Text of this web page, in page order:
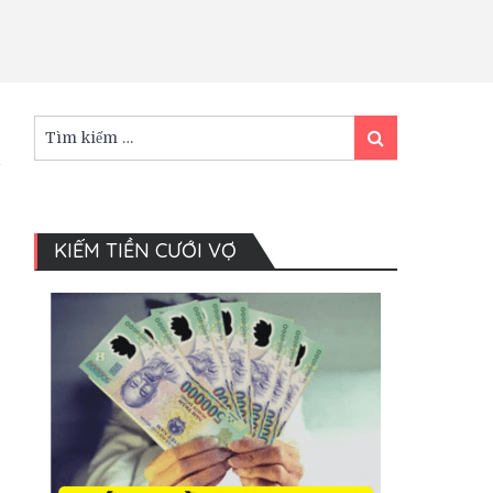
kiếm:
Tìm
kiếm
KIẾM TIỀN CƯỚI VỢ